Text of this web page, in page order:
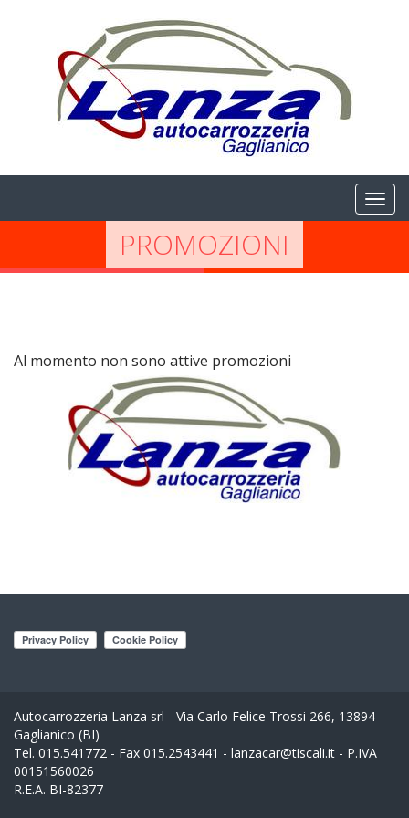
PROMOZIONI
Al momento non sono attive promozioni
Autocarrozzeria Lanza srl - Via Carlo Felice Trossi 266, 13894
Gaglianico (BI)
Tel. 015.541772 - Fax 015.2543441 - lanzacar@tiscali.it - P.IVA
00151560026
R.E.A. BI-82377